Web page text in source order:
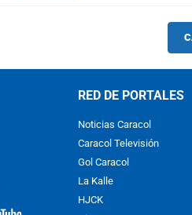
RED DE PORTALES
Noticias Caracol
Caracol Televisión
Gol Caracol
La Kalle
HJCK